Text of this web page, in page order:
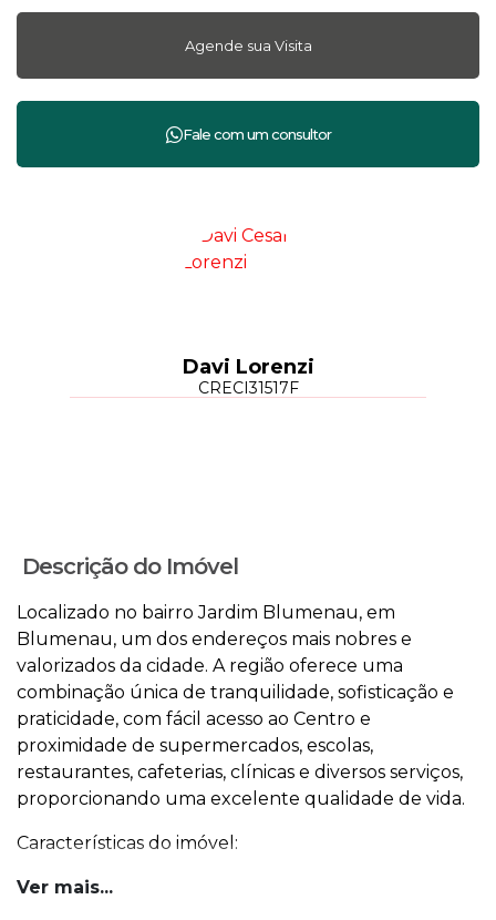
Davi Lorenzi
CRECI31517F
Descrição do Imóvel
Localizado no bairro Jardim Blumenau, em
Blumenau, um dos endereços mais nobres e
valorizados da cidade. A região oferece uma
combinação única de tranquilidade, sofisticação e
praticidade, com fácil acesso ao Centro e
proximidade de supermercados, escolas,
restaurantes, cafeterias, clínicas e diversos serviços,
proporcionando uma excelente qualidade de vida.
Características do imóvel:
Mobiliado e equipado
Ver mais...